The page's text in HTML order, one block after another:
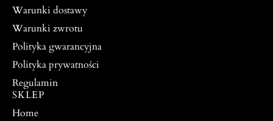
Warunki dostawy
Warunki zwrotu
Polityka gwarancyjna
Polityka prywatności
Regulamin
SKLEP
Home